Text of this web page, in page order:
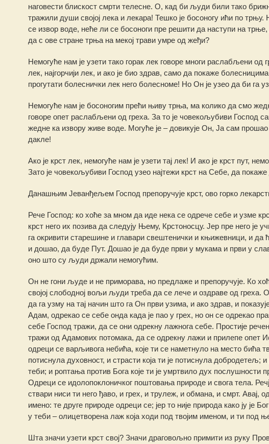
наговести блискост смрти телесне. О, кад би људи били тако
тражили души својој лека и лекара! Тешко је босоногу ићи по
се извор воде, неће ли се босоноги пре решити да наступи на
да с ове стране трња на мекој трави умре од жеђи?
Немогуће нам је узети тако горак лек говоре многи раслабљени
лек, најгорчији лек, и ако је био здрав, само да покаже
прогутати болеснички лек него болесноме! Но Он је узео да би га
Немогуће нам је босоногим прећи њиву трња, ма колико да смо
говоре опет раслабљени од греха. За то је човекољубиви Господ
жедне ка извору живе воде. Могуће је – довикује Он, Ја сам
дакле!
Ако је крст лек, немогуће нам је узети тај лек! И ако је крст пут,
Зато је човекољубиви Господ узео најтежи крст на Себе, да покаже
Данашњим Јеванђељем Господ препоручује крст, ово горко
Рече Господ: ко хоће за мном да иде нека се одрече себе и узме
крст него их позива да следују Њему, Крстоносцу. Јер пре него је
га окривити старешине и главари свештенички и књижевници, и да
и дошао, да буде Пут. Дошао је да буде први у мукама и први у
оно што су људи држали немогућим.
Он не гони људе и не приморава, но предлаже и препоручује. Ко
својој слободној вољи људи треба да се лече и оздраве од греха.
да га узму на тај начин што га Он први узима, и ако здрав, и
Адам, одрекао се себе онда када је пао у грех, но он се одрекао
себе Господ тражи, да се они одрекну лажнога себе. Простије
тражи од Адамових потомака, да се одрекну лажи и прилепе опет
одреци се варљивога небића, које ти се наметнуло на место бића
потиснула духовност, и страсти која ти је потиснула добродетељ;
теби; и роптања против Бога које ти је умртвило дух
Одреци се идолопоклоничког поштовања природе и свога тела.
ствари ниси ти него ђаво, и грех, и трулеж, и обмана, и смрт. Авај,
имено: те друге природе одреци се; јер то није природа како ју је
у теби – олицетворена лаж која ходи под твојим именом, и ти под
Шта значи узети крст свој? Значи драговољно примити из руку